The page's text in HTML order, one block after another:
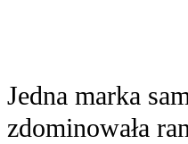
Jedna marka
zdominowała